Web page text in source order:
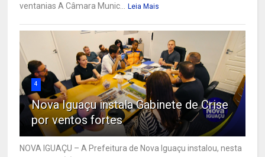
ventanias A Câmara Munic...
Leia Mais
4
Nova Iguaçu instala Gabinete de Crise
por ventos fortes
NOVA IGUAÇU – A Prefeitura de Nova Iguaçu instalou, nesta